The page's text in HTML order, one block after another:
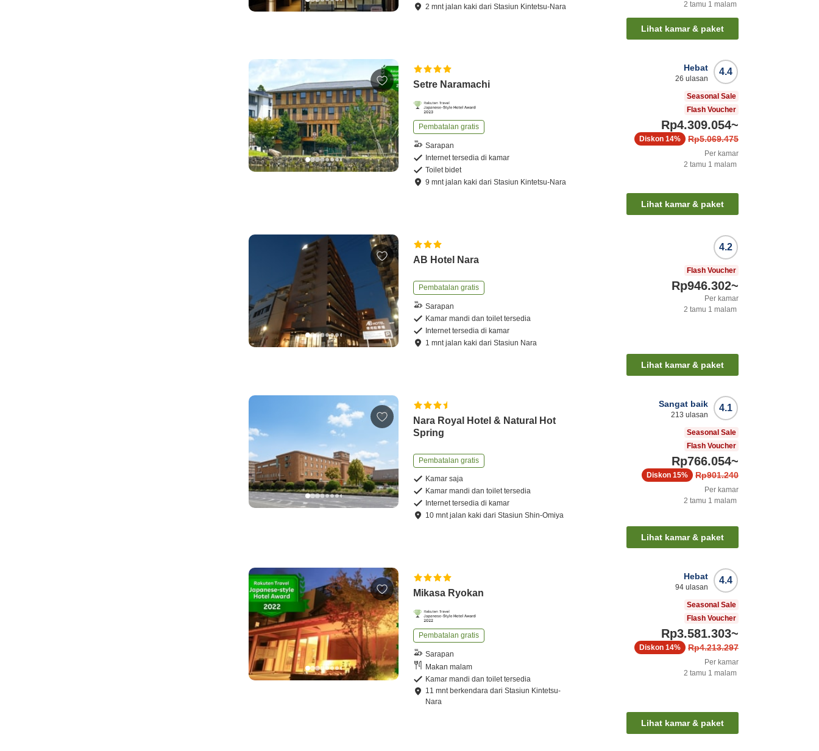
2 mntjalan kaki dariStasiun Kintetsu-Nara
2 tamu 1 malam
Lihat kamar & paket
Setre Naramachi
Pembatalan gratis
Sarapan
Internet tersedia di kamar
Toilet bidet
9 mntjalan kaki dariStasiun Kintetsu-Nara
4.4
Hebat
26 ulasan
Seasonal Sale
Flash Voucher
Rp4.309.054~
Rp5.069.475
Diskon 14%
Per kamar
2 tamu 1 malam
Lihat kamar & paket
AB Hotel Nara
Pembatalan gratis
Sarapan
Kamar mandi dan toilet tersedia
Internet tersedia di kamar
1 mntjalan kaki dariStasiun Nara
4.2
Flash Voucher
Rp946.302~
Per kamar
2 tamu 1 malam
Lihat kamar & paket
Nara Royal Hotel & Natural Hot
Spring
Pembatalan gratis
Kamar saja
Kamar mandi dan toilet tersedia
Internet tersedia di kamar
10 mntjalan kaki dariStasiun Shin-Omiya
4.1
Sangat baik
213 ulasan
Seasonal Sale
Flash Voucher
Rp766.054~
Rp901.240
Diskon 15%
Per kamar
2 tamu 1 malam
Lihat kamar & paket
Mikasa Ryokan
Pembatalan gratis
Sarapan
Makan malam
Kamar mandi dan toilet tersedia
11 mnt berkendara dariStasiun Kintetsu-
Nara
4.4
Hebat
94 ulasan
Seasonal Sale
Flash Voucher
Rp3.581.303~
Rp4.213.297
Diskon 14%
Per kamar
2 tamu 1 malam
Lihat kamar & paket